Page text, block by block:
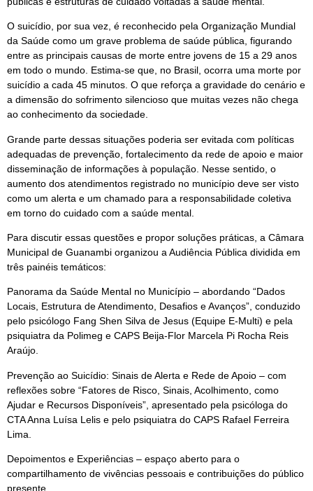
O suicídio, por sua vez, é reconhecido pela Organização Mundial
da Saúde como um grave problema de saúde pública, figurando
entre as principais causas de morte entre jovens de 15 a 29 anos
em todo o mundo. Estima-se que, no Brasil, ocorra uma morte por
suicídio a cada 45 minutos. O que reforça a gravidade do cenário e
a dimensão do sofrimento silencioso que muitas vezes não chega
ao conhecimento da sociedade.
Grande parte dessas situações poderia ser evitada com políticas
adequadas de prevenção, fortalecimento da rede de apoio e maior
disseminação de informações à população. Nesse sentido, o
aumento dos atendimentos registrado no município deve ser visto
como um alerta e um chamado para a responsabilidade coletiva
em torno do cuidado com a saúde mental.
Para discutir essas questões e propor soluções práticas, a Câmara
Municipal de Guanambi organizou a Audiência Pública dividida em
três painéis temáticos:
Panorama da Saúde Mental no Município – abordando “Dados
Locais, Estrutura de Atendimento, Desafios e Avanços”, conduzido
pelo psicólogo Fang Shen Silva de Jesus (Equipe E-Multi) e pela
psiquiatra da Polimeg e CAPS Beija-Flor Marcela Pi Rocha Reis
Araújo.
Prevenção ao Suicídio: Sinais de Alerta e Rede de Apoio – com
reflexões sobre “Fatores de Risco, Sinais, Acolhimento, como
Ajudar e Recursos Disponíveis”, apresentado pela psicóloga do
CTA Anna Luísa Lelis e pelo psiquiatra do CAPS Rafael Ferreira
Lima.
Depoimentos e Experiências – espaço aberto para o
compartilhamento de vivências pessoais e contribuições do público
presente.